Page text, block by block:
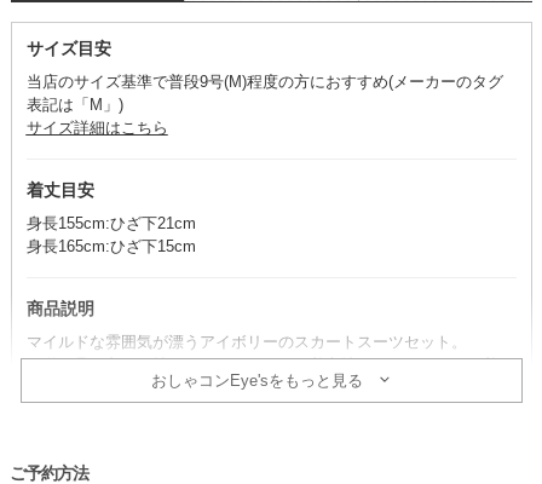
サイズ目安
当店のサイズ基準で普段9号(M)程度の方におすすめ(メーカーのタグ
表記は「M」)
サイズ詳細はこちら
着丈目安
身長155cm:ひざ下21cm
身長165cm:ひざ下15cm
商品説明
マイルドな雰囲気が漂うアイボリーのスカートスーツセット。
王道の品の良さを持ちつつ、イージーな着心地にもこだわった一着で
おしゃコンEye'sをもっと見る
ご予約方法